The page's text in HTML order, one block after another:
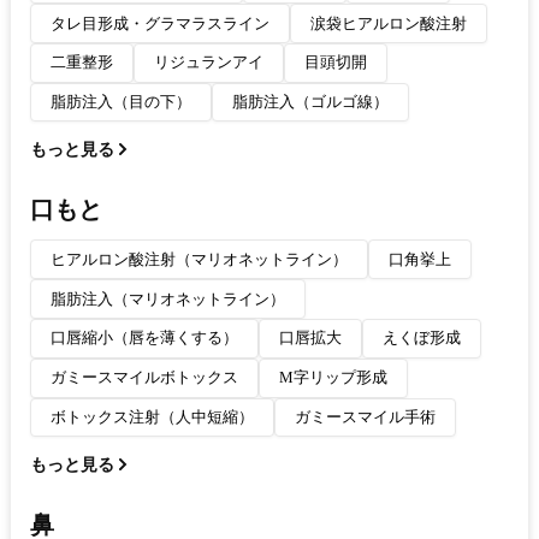
タレ目形成・グラマラスライン 涙袋ヒアルロン酸注射
二重整形 リジュランアイ 目頭切開
脂肪注入（目の下） 脂肪注入（ゴルゴ線）
もっと見る
口もと
ヒアルロン酸注射（マリオネットライン） 口角挙上
脂肪注入（マリオネットライン）
口唇縮小（唇を薄くする） 口唇拡大 えくぼ形成
ガミースマイルボトックス M字リップ形成
ボトックス注射（人中短縮） ガミースマイル手術
もっと見る
鼻